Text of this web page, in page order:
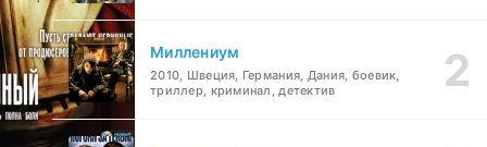
Миллениум
2010, Швеция, Германия, Дания, боевик,
триллер, криминал, детектив